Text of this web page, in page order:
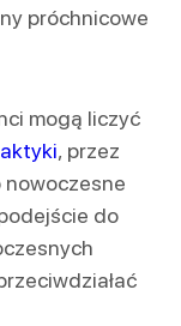
próchnicowe
mogą liczyć
, przez
nowoczesne
do